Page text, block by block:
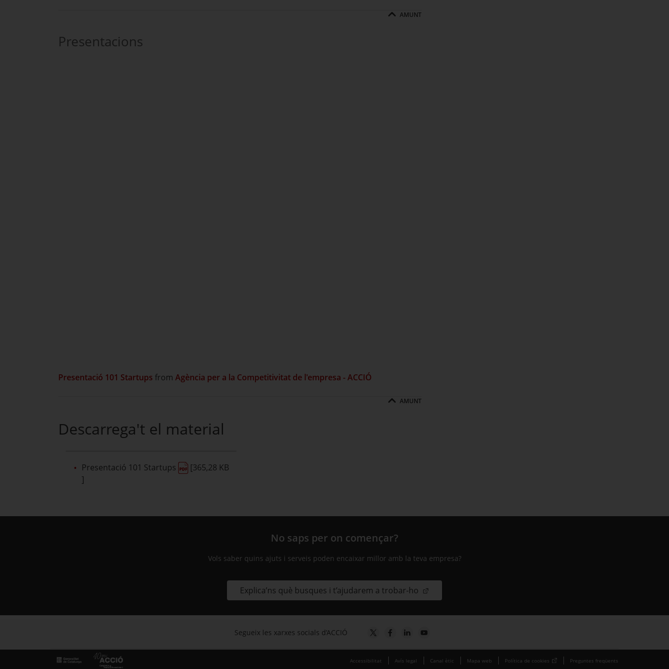
AMUNT
Presentacions
Presentació 101 Startups from Agència per a la Competitivitat de l'empresa - ACCIÓ
AMUNT
Descarrega't el material
Presentació 101 Startups
[365,28 KB
]
No saps per on començar?
Vols saber quins ajuts i serveis poden encaixar millor amb la teva empresa?
Explica’ns què busques i t’ajudarem a trobar-ho
Segueix les xarxes socials d’ACCIÓ
Accessibilitat Avís legal Canal ètic Mapa web Política de cookies Preguntes freqüents